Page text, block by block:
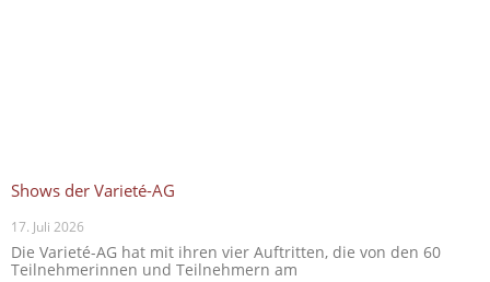
Shows der Varieté-AG
17. Juli 2026
Die Varieté-AG hat mit ihren vier Auftritten, die von den 60
Teilnehmerinnen und Teilnehmern am